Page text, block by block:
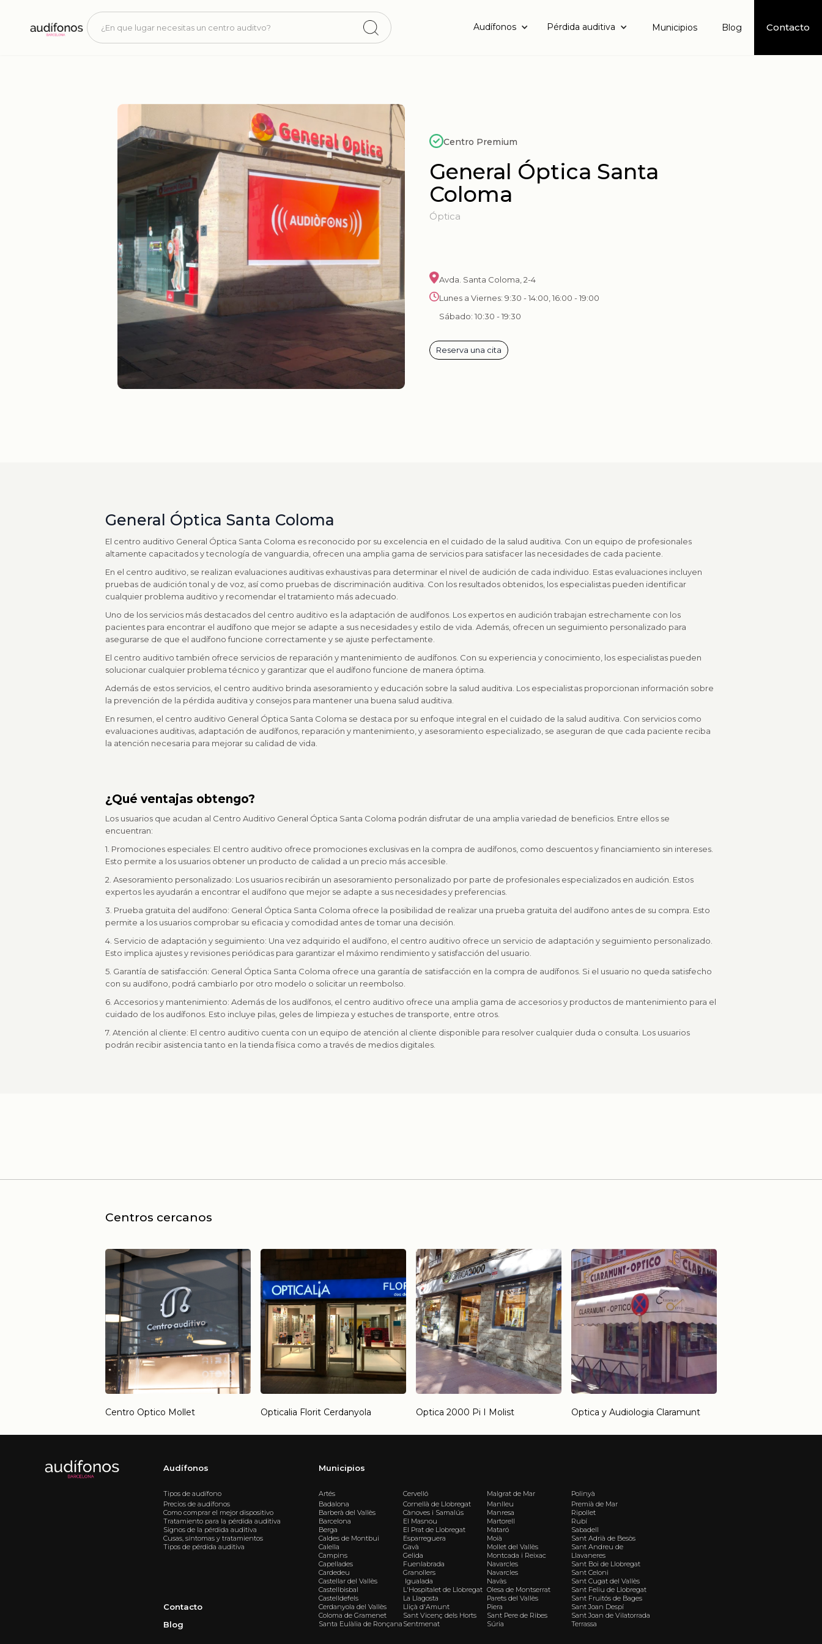
Audífonos Pérdida auditiva Municipios Blog Contacto
Centro Premium
General Óptica Santa
Coloma
Óptica
Avda. Santa Coloma, 2-4
Lunes a Viernes: 9:30 - 14:00, 16:00 - 19:00
Sábado: 10:30 - 19:30
Reserva una cita
General Óptica Santa Coloma
El centro auditivo General Óptica Santa Coloma es reconocido por su excelencia en el cuidado de la salud auditiva. Con un equipo de profesionales
altamente capacitados y tecnología de vanguardia, ofrecen una amplia gama de servicios para satisfacer las necesidades de cada paciente.
En el centro auditivo, se realizan evaluaciones auditivas exhaustivas para determinar el nivel de audición de cada individuo. Estas evaluaciones incluyen
pruebas de audición tonal y de voz, así como pruebas de discriminación auditiva. Con los resultados obtenidos, los especialistas pueden identificar
cualquier problema auditivo y recomendar el tratamiento más adecuado.
Uno de los servicios más destacados del centro auditivo es la adaptación de audífonos. Los expertos en audición trabajan estrechamente con los
pacientes para encontrar el audífono que mejor se adapte a sus necesidades y estilo de vida. Además, ofrecen un seguimiento personalizado para
asegurarse de que el audífono funcione correctamente y se ajuste perfectamente.
El centro auditivo también ofrece servicios de reparación y mantenimiento de audífonos. Con su experiencia y conocimiento, los especialistas pueden
solucionar cualquier problema técnico y garantizar que el audífono funcione de manera óptima.
Además de estos servicios, el centro auditivo brinda asesoramiento y educación sobre la salud auditiva. Los especialistas proporcionan información sobre
la prevención de la pérdida auditiva y consejos para mantener una buena salud auditiva.
En resumen, el centro auditivo General Óptica Santa Coloma se destaca por su enfoque integral en el cuidado de la salud auditiva. Con servicios como
evaluaciones auditivas, adaptación de audífonos, reparación y mantenimiento, y asesoramiento especializado, se aseguran de que cada paciente reciba
la atención necesaria para mejorar su calidad de vida.
¿Qué ventajas obtengo?
Los usuarios que acudan al Centro Auditivo General Óptica Santa Coloma podrán disfrutar de una amplia variedad de beneficios. Entre ellos se
encuentran:
1. Promociones especiales: El centro auditivo ofrece promociones exclusivas en la compra de audífonos, como descuentos y financiamiento sin intereses.
Esto permite a los usuarios obtener un producto de calidad a un precio más accesible.
2. Asesoramiento personalizado: Los usuarios recibirán un asesoramiento personalizado por parte de profesionales especializados en audición. Estos
expertos les ayudarán a encontrar el audífono que mejor se adapte a sus necesidades y preferencias.
3. Prueba gratuita del audífono: General Óptica Santa Coloma ofrece la posibilidad de realizar una prueba gratuita del audífono antes de su compra. Esto
permite a los usuarios comprobar su eficacia y comodidad antes de tomar una decisión.
4. Servicio de adaptación y seguimiento: Una vez adquirido el audífono, el centro auditivo ofrece un servicio de adaptación y seguimiento personalizado.
Esto implica ajustes y revisiones periódicas para garantizar el máximo rendimiento y satisfacción del usuario.
5. Garantía de satisfacción: General Óptica Santa Coloma ofrece una garantía de satisfacción en la compra de audífonos. Si el usuario no queda satisfecho
con su audífono, podrá cambiarlo por otro modelo o solicitar un reembolso.
6. Accesorios y mantenimiento: Además de los audífonos, el centro auditivo ofrece una amplia gama de accesorios y productos de mantenimiento para el
cuidado de los audífonos. Esto incluye pilas, geles de limpieza y estuches de transporte, entre otros.
7. Atención al cliente: El centro auditivo cuenta con un equipo de atención al cliente disponible para resolver cualquier duda o consulta. Los usuarios
podrán recibir asistencia tanto en la tienda física como a través de medios digitales.
Centros cercanos
Centro Optico Mollet Opticalia Florit Cerdanyola Optica 2000 Pi I Molist Optica y Audiologia Claramunt
Audífonos
Tipos de audífono
Precios de audífonos
Como comprar el mejor dispositivo
Tratamiento para la pérdida auditiva
Signos de la pérdida auditiva
Cusas, síntomas y tratamientos
Tipos de pérdida auditiva
Contacto
Blog
Municipios
Artés
Badalona
Barberà del Vallès
Barcelona
Berga
Caldes de Montbui
Calella
Campins
Capellades
Cardedeu
Castellar del Vallès
Castellbisbal
Castelldefels
Cerdanyola del Vallès
Coloma de Gramenet
Santa Eulàlia de Ronçana
Cervelló
Cornellà de Llobregat
Cànoves i Samalús
El Masnou
El Prat de Llobregat
Esparreguera
Gavà
Gelida
Fuenlabrada
Granollers
Igualada
L'Hospitalet de Llobregat
La Llagosta
Lliçà d'Amunt
Sant Vicenç dels Horts
Sentmenat
Malgrat de Mar
Manlleu
Manresa
Martorell
Mataró
Moià
Mollet del Vallès
Montcada i Reixac
Navarcles
Navarcles
Navàs
Olesa de Montserrat
Parets del Vallès
Piera
Sant Pere de Ribes
Súria
Polinyà
Premià de Mar
Ripollet
Rubí
Sabadell
Sant Adrià de Besòs
Sant Andreu de
Llavaneres
Sant Boi de Llobregat
Sant Celoni
Sant Cugat del Vallès
Sant Feliu de Llobregat
Sant Fruitós de Bages
Sant Joan Despí
Sant Joan de Vilatorrada
Terrassa